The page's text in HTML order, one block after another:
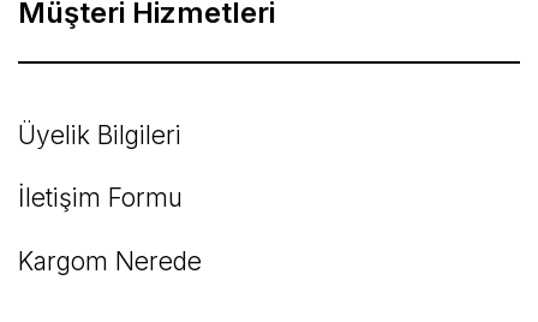
Müşteri Hizmetleri
Üyelik Bilgileri
İletişim Formu
Kargom Nerede